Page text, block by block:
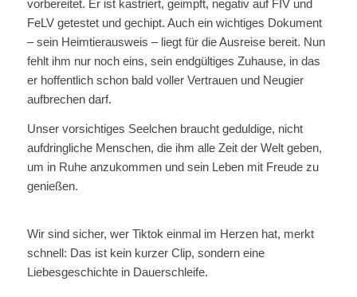
vorbereitet. Er ist kastriert, geimpft, negativ auf FIV und
FeLV getestet und gechipt. Auch ein wichtiges Dokument
– sein Heimtierausweis – liegt für die Ausreise bereit. Nun
fehlt ihm nur noch eins, sein endgültiges Zuhause, in das
er hoffentlich schon bald voller Vertrauen und Neugier
aufbrechen darf.
Unser vorsichtiges Seelchen braucht geduldige, nicht
aufdringliche Menschen, die ihm alle Zeit der Welt geben,
um in Ruhe anzukommen und sein Leben mit Freude zu
genießen.
Wir sind sicher, wer Tiktok einmal im Herzen hat, merkt
schnell: Das ist kein kurzer Clip, sondern eine
Liebesgeschichte in Dauerschleife.